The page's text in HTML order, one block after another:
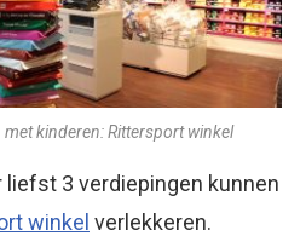
met kinderen: Rittersport winkel
liefst 3 verdiepingen kunnen
winkel verlekkeren.